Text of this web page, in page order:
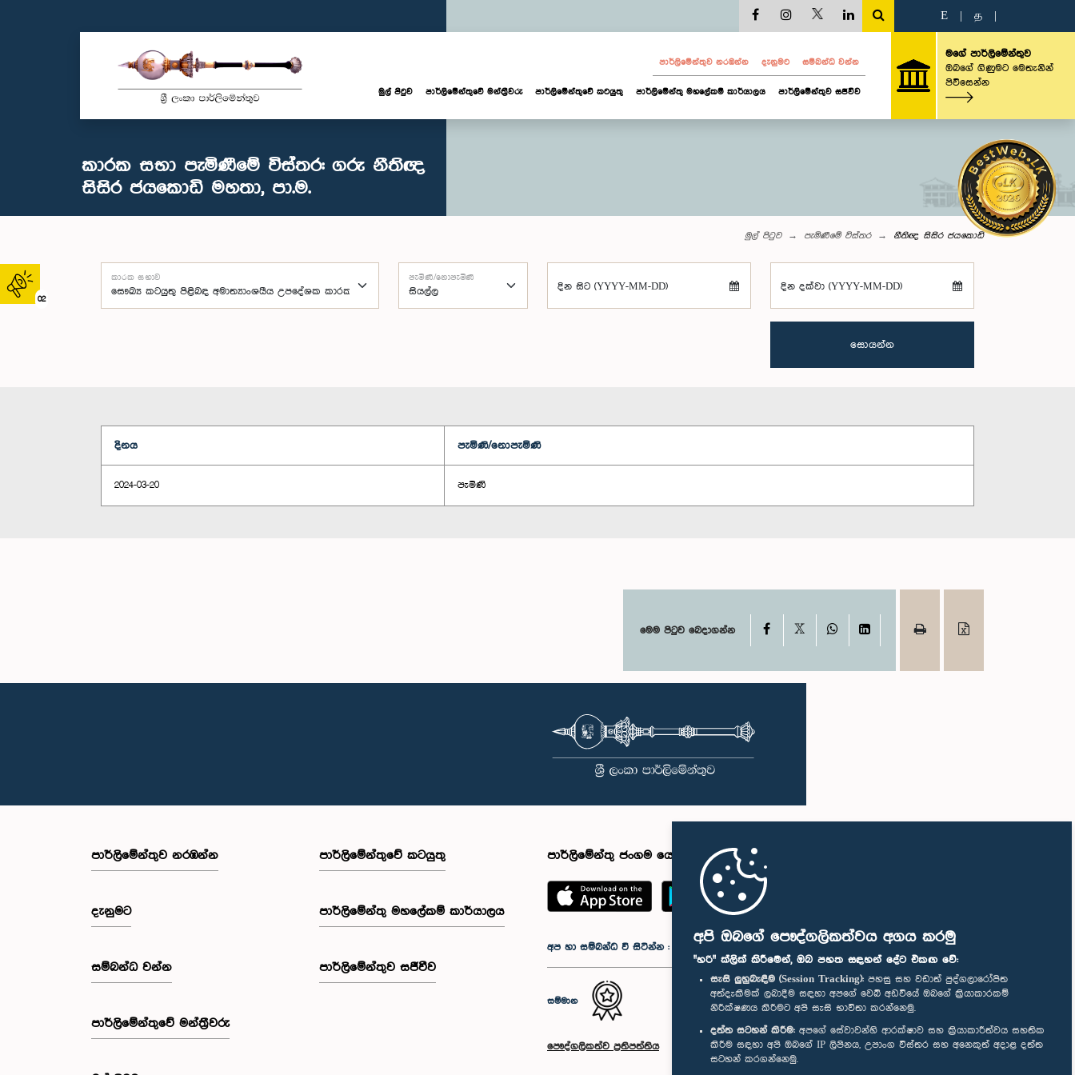
අපි ඔබගේ පෞද්ගලිකත්වය අගය කරමු
"හරි" ක්ලික් කිරීමෙන්, ඔබ පහත සඳහන් දේට එකඟ වේ:
සැසි ලුහුබැඳීම (Session Tracking): පහසු සහ වඩාත් පුද්ගලාරෝපිත
අත්දැකීමක් ලබාදීම සඳහා අපගේ වෙබ් අඩවියේ ඔබගේ ක්‍රියාකාරකම්
නිරීක්ෂණය කිරීමට අපි සැසි භාවිතා කරන්නෙමු.
දත්ත සටහන් කිරීම: අපගේ සේවාවන්හි ආරක්ෂාව සහ ක්‍රියාකාරීත්වය සහතික
කිරීම සඳහා අපි ඔබගේ IP ලිපිනය, උපාංග විස්තර සහ අනෙකුත් අදාළ දත්ත
සටහන් කරගන්නෙමු.
02
E த
පාර්ලි‌මේන්තුව නරඹන්න දැනුමට සම්බන්ධ වන්න
මුල් පිටුව පාර්ලි‌මේන්තුවේ මන්ත්‍රීවරු පාර්ලිමේන්තුවේ කටයුතු පාර්ලිමේන්තු මහලේකම් කාර්යාලය පාර්ලිමේන්තුව සජීවීව
මගේ පාර්ලිමේන්තුව
ඔබගේ ගිණුමට මෙතැනින්
පිවිසෙන්න
කාරක සභා පැමිණීමේ විස්තර: ගරු නීතිඥ
සිසිර ජයකොඩි මහතා, පා.ම.
මුල් පිටුව පැමිණීමේ විස්තර නීතිඥ සිසිර ජයකොඩි
කාරක සභාව පැමිණි/නොපැමිණි
දින සිට (YYYY-MM-DD) දින දක්වා (YYYY-MM-DD)
සොයන්න
දිනය පැමිණි/නොපැමිණි
2024-03-20 පැමිණි
මෙම පිටුව බෙදාගන්න Facebook WhatsAppLinkedIn
පාර්ලි‌මේන්තුව නරඹන්න
දැනුමට
සම්බන්ධ වන්න
පාර්ලි‌මේන්තුවේ මන්ත්‍රීවරු
පාර්ලිමේන්තුවේ කටයුතු
පාර්ලිමේන්තු මහලේකම් කාර්යාලය
පාර්ලිමේන්තුව සජීවීව
පාර්ලිමේන්තු ජංගම යෙදුම
අප හා සම්බන්ධ වී සිටින්න :
සම්මාන
පෞද්ගලිකත්ව ප්‍රතිපත්තිය